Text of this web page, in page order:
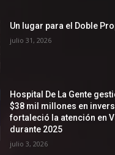
Un lugar para el Doble
julio 31, 2026
Hospital De La Gente
$38 mil millones en
fortaleció la atención en
durante 2025
julio 3, 2026